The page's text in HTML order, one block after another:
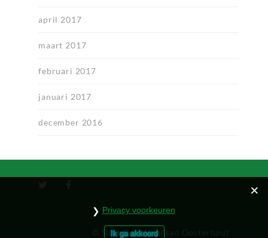
april 2017
maart 2017
februari 2017
januari 2017
december 2016
© Stichting Wijkraad Oosterhout
Privacy voorkeuren
Ik ga akkoord